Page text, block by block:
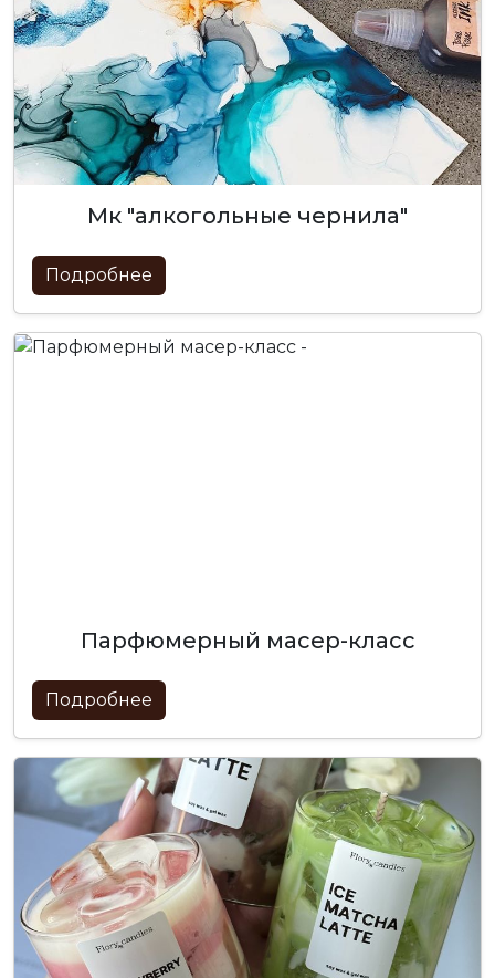
мк "алкогольные чернила"
Подробнее
парфюмерный масер-класс
Подробнее